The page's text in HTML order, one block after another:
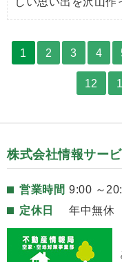
1 2 3 4
12
株式会社情報サー
営業時間 9:00 ～
定休日
年中無休